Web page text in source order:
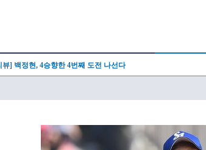
뷰] 백정현, 4승향한 4번째 도전 나선다